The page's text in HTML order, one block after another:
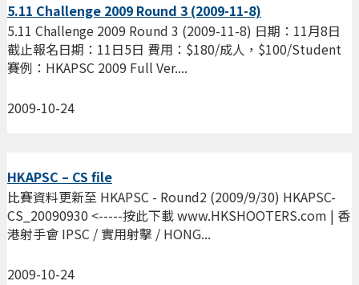
5.11 Challenge 2009 Round 3 (2009-11-8)
2009-10-24
5.11 Challenge 2009 Round 3 (2009-11-8) 日期：11月8日
截止報名日期：11日5日 費用：$180/成人，$100/Student
賽例：HKAPSC 2009 Full Ver....
HKAPSC – CS file
2009-10-24
比賽資料更新至 HKAPSC - Round2 (2009/9/30) HKAPSC-
CS_20090930 <-----按此下載 www.HKSHOOTERS.com | 香
港射手會 IPSC / 實用射擊 / HONG...